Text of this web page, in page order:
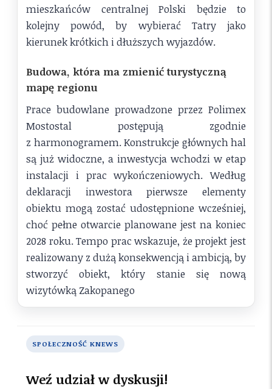
mieszkańców centralnej Polski będzie to
kolejny powód, by wybierać Tatry jako
kierunek krótkich i dłuższych wyjazdów.
Budowa, która ma zmienić turystyczną
mapę regionu
Prace budowlane prowadzone przez Polimex
Mostostal postępują zgodnie
z harmonogramem. Konstrukcje głównych hal
są już widoczne, a inwestycja wchodzi w etap
instalacji i prac wykończeniowych. Według
deklaracji inwestora pierwsze elementy
obiektu mogą zostać udostępnione wcześniej,
choć pełne otwarcie planowane jest na koniec
2028 roku. Tempo prac wskazuje, że projekt jest
realizowany z dużą konsekwencją i ambicją, by
stworzyć obiekt, który stanie się nową
wizytówką Zakopanego
SPOŁECZNOŚĆ KNEWS
Weź udział w dyskusji!